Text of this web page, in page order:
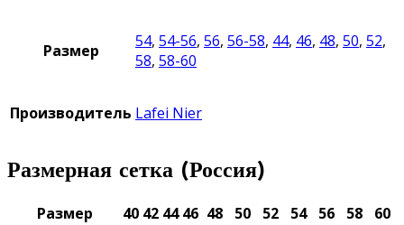
Размер 54, 54-56, 56, 56-58, 44, 46, 48, 50, 52,
58, 58-60
Производитель Lafei Nier
Размерная сетка (Россия)
Размер 40 42 44 46 48 50 52 54 56 58
60